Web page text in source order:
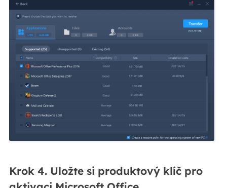
Krok 4. Uložte si produktový klíč pro